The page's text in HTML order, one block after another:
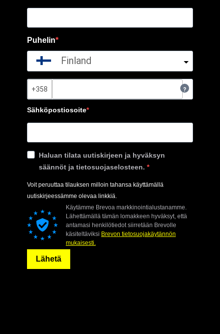
Puhelin
Finland
?
Sähköpostiosoite
Haluan tilata uutiskirjeen ja hyväksyn
säännöt ja tietosuojaselosteen.
Voit peruuttaa tilauksen milloin tahansa käyttämällä
uutiskirjeessämme olevaa linkkiä.
Käytämme Brevoa markkinointialustanamme.
Lähettämällä tämän lomakkeen hyväksyt, että
antamasi henkilötiedot siirretään Brevolle
käsiteltäviksi Brevon tietosuojakäytännön
mukaisesti.
Lähetä